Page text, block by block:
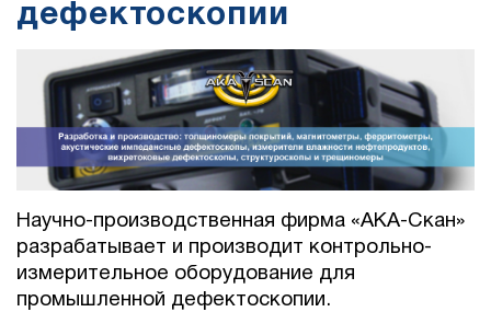
дефектоскопии
Научно-производственная фирма «АКА-Скан»
разрабатывает и производит контрольно-
измерительное оборудование для
промышленной дефектоскопии.